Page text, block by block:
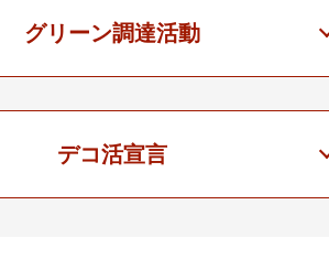
グリーン調達活動
デコ活宣言